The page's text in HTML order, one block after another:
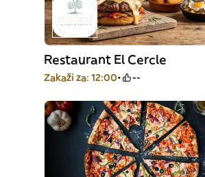
Restaurant El Cercle
Zakaži za: 12:00 --